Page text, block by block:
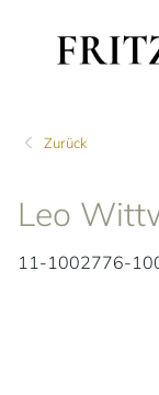
Zurück
Leo
11-1002776-